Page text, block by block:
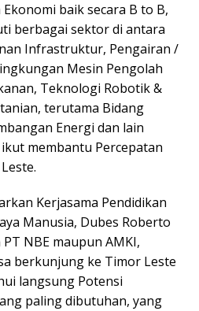
baik secara B to B,
berbagai sektor di antara
Infrastruktur, Pengairan /
Mesin Pengolah
Teknologi Robotik &
terutama Bidang
Energi dan lain
membantu Percepatan
Kerjasama Pendidikan
Manusia, Dubes Roberto
NBE maupun AMKI,
berkunjung ke Timor Leste
langsung Potensi
paling dibutuhan, yang